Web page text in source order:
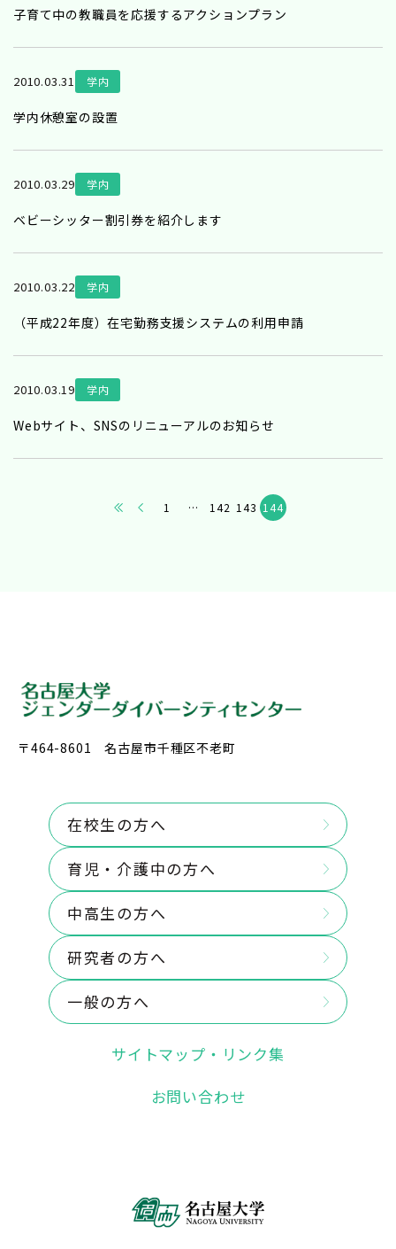
子育て中の教職員を応援するアクションプラン
2010.03.31 学内
学内休憩室の設置
2010.03.29 学内
ベビーシッター割引券を紹介します
2010.03.22 学内
（平成22年度）在宅勤務支援システムの利用申請
2010.03.19 学内
Webサイト、SNSのリニューアルのお知らせ
1 … 142 143 144
〒464-8601 名古屋市千種区不老町
在校生の方へ
育児・介護中の方へ
中高生の方へ
研究者の方へ
一般の方へ
サイトマップ・リンク集
お問い合わせ